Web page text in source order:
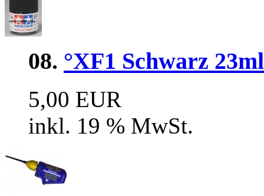
08. °XF1 Schwarz
5,00 EUR
inkl. 19 % MwSt.